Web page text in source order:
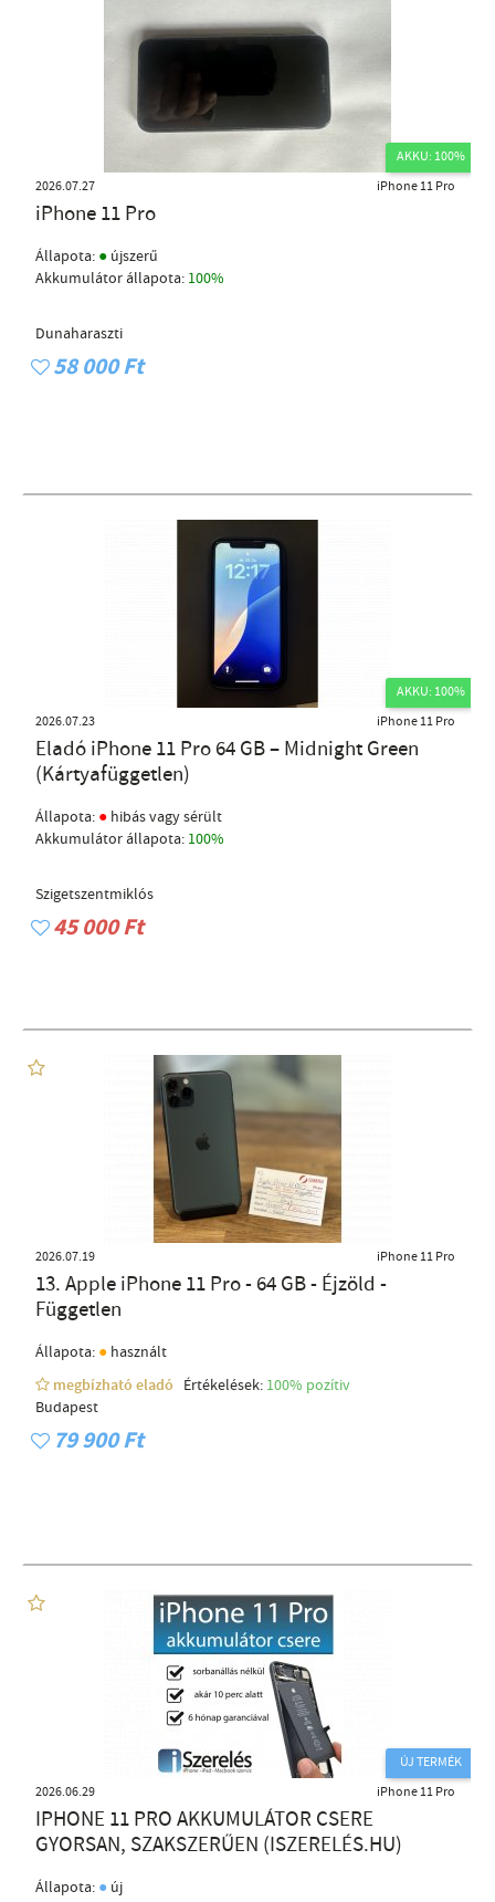
AKKU: 100%
2026.07.27
iPhone 11 Pro
iPhone 11 Pro
Állapota: ● újszerű
Akkumulátor állapota: 100%
Dunaharaszti
58 000 Ft
AKKU: 100%
2026.07.23
iPhone 11 Pro
Eladó iPhone 11 Pro 64 GB – Midnight Green
(Kártyafüggetlen)
Állapota: ● hibás vagy sérült
Akkumulátor állapota: 100%
Szigetszentmiklós
45 000 Ft
2026.07.19 iPhone 11 Pro
13. Apple iPhone 11 Pro - 64 GB - Éjzöld -
Független
Állapota: ● használt
megbízható eladó
Értékelések: 100% pozítiv
Budapest
79 900 Ft
ÚJ TERMÉK
2026.06.29
iPhone 11 Pro
IPHONE 11 PRO AKKUMULÁTOR CSERE
GYORSAN, SZAKSZERŰEN (ISZERELÉS.HU)
Állapota: ● új